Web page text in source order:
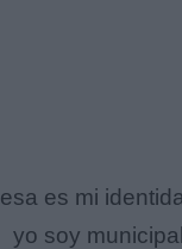
esa es mi
yo soy municipal